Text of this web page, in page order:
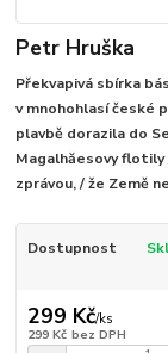
Petr Hruška
Překvapivá sbírka
v mnohohlasí české
plavbě dorazila do
Magalhăesovy flotily
zprávou, / že Země
Dostupnost
299 Kč/ks
299 Kč bez DPH